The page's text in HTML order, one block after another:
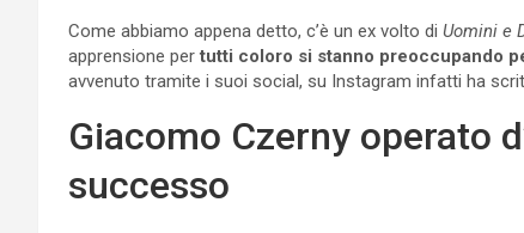
Come abbiamo appena detto, c’è un ex volto di Uomini e
apprensione pertutti coloro si stanno preoccupando
avvenuto tramite i suoi social, su Instagram infatti ha
Giacomo Czerny operato
successo